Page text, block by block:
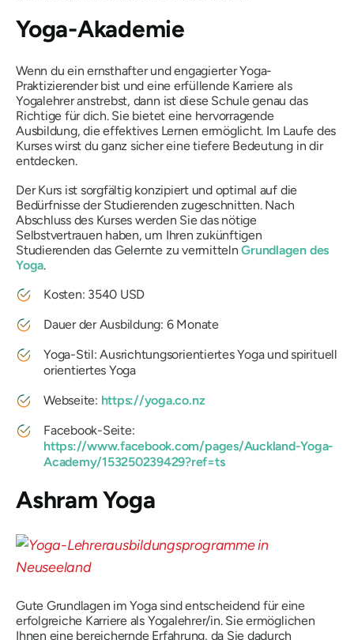
Yoga-Akademie
Wenn du ein ernsthafter und engagierter Yoga-
Praktizierender bist und eine erfüllende Karriere als
Yogalehrer anstrebst, dann ist diese Schule genau das
Richtige für dich. Sie bietet eine hervorragende
Ausbildung, die effektives Lernen ermöglicht. Im Laufe des
Kurses wirst du ganz sicher eine tiefere Bedeutung in dir
entdecken.
Der Kurs ist sorgfältig konzipiert und optimal auf die
Bedürfnisse der Studierenden zugeschnitten. Nach
Abschluss des Kurses werden Sie das nötige
Selbstvertrauen haben, um Ihren zukünftigen
Studierenden das Gelernte zu vermittelnGrundlagen des
Yoga.
Kosten: 3540 USD
Dauer der Ausbildung: 6 Monate
Yoga-Stil: Ausrichtungsorientiertes Yoga und spirituell
orientiertes Yoga
Webseite: https://yoga.co.nz
Facebook-Seite:
https://www.facebook.com/pages/Auckland-Yoga-
Academy/153250239429?ref=ts
Ashram Yoga
Gute Grundlagen im Yoga sind entscheidend für eine
erfolgreiche Karriere als Yogalehrer/in. Sie ermöglichen
Ihnen eine bereichernde Erfahrung, da Sie dadurch